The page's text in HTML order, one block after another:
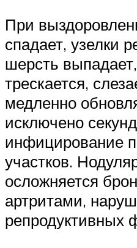
При
спадает, узелки
шерсть
трескается,
медленно
исключено
инфицирование
участков.
осложняется
артритами,
репродуктивных